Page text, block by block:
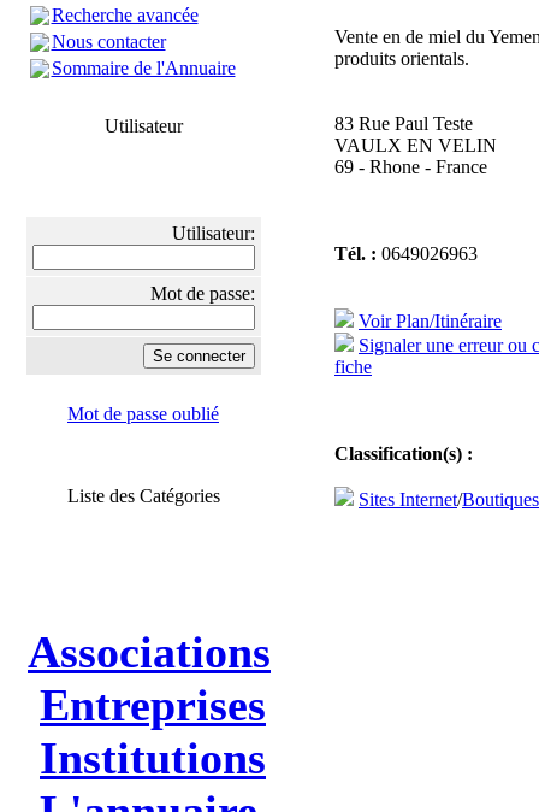
Recherche avancée
Nous contacter
Sommaire de l'Annuaire
Utilisateur
Utilisateur:
Mot de passe:
Mot de passe oublié
Liste des Catégories
Associations
Entreprises
Institutions
Vente en de miel du
produits orientals.
83 Rue Paul Teste
VAULX EN VELIN
69 - Rhone - France
Tél. : 0649026963
Voir Plan/Itinéraire
Signaler une erreur ou
fiche
Classification(s) :
Sites Internet/